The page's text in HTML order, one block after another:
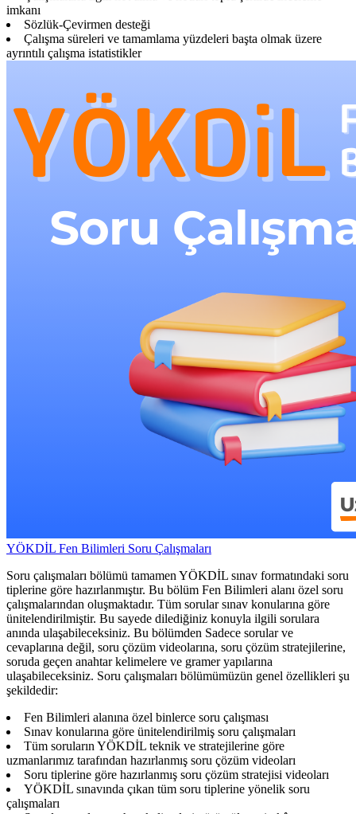
imkanı
Sözlük-Çevirmen desteği
Çalışma süreleri ve tamamlama yüzdeleri başta olmak üzere
ayrıntılı çalışma istatistikler
YÖKDİL Fen Bilimleri Soru Çalışmaları
Soru çalışmaları bölümü tamamen YÖKDİL sınav formatındaki soru
tiplerine göre hazırlanmıştır. Bu bölüm Fen Bilimleri alanı özel soru
çalışmalarından oluşmaktadır. Tüm sorular sınav konularına göre
ünitelendirilmiştir. Bu sayede dilediğiniz konuyla ilgili sorulara
anında ulaşabileceksiniz. Bu bölümden Sadece sorular ve
cevaplarına değil, soru çözüm videolarına, soru çözüm stratejilerine,
soruda geçen anahtar kelimelere ve gramer yapılarına
ulaşabileceksiniz. Soru çalışmaları bölümümüzün genel özellikleri şu
şekildedir:
Fen Bilimleri alanına özel binlerce soru çalışması
Sınav konularına göre ünitelendirilmiş soru çalışmaları
Tüm soruların YÖKDİL teknik ve stratejilerine göre
uzmanlarımız tarafından hazırlanmış soru çözüm videoları
Soru tiplerine göre hazırlanmış soru çözüm stratejisi videoları
YÖKDİL sınavında çıkan tüm soru tiplerine yönelik soru
çalışmaları